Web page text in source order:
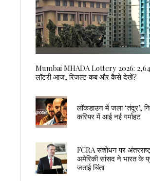
Mumbai MHADA Lottery 2026:
लॉटरी आज, रिजल्ट कब और कैसे देखें?
लॉकडाउन में जला ‘तंदूर’,
करियर में आई नई गर्माहट
FCRA संशोधन पर
अमेरिकी सांसद ने भारत के
जताई चिंता